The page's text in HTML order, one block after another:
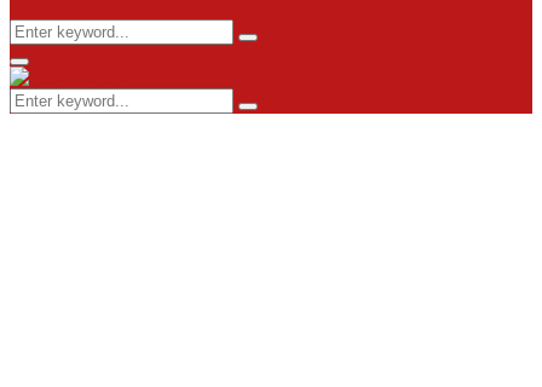
Search
for:
Search
Primary
Menu
Search
for:
Search